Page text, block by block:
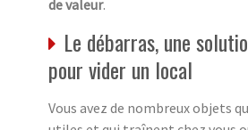
de valeur.
Le débarras, une
pour vider un local
Vous avez de nombreux objets